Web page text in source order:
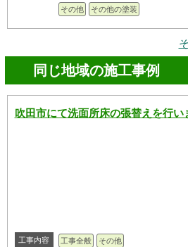
その他
その他の塗装
同じ地域の施工事例
吹田市にて洗面所床の張替えを行い
工事内容 工事全般 その他